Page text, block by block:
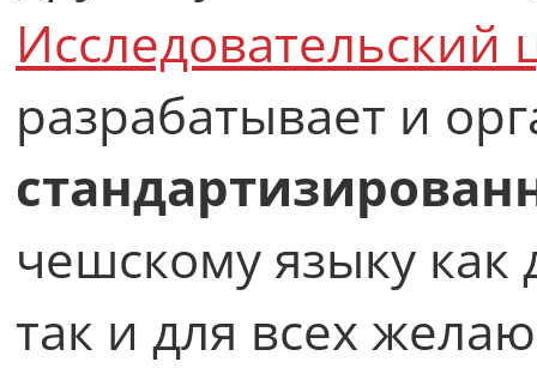
Исследовательский
разрабатывает и
чешскому языку как
так и для всех